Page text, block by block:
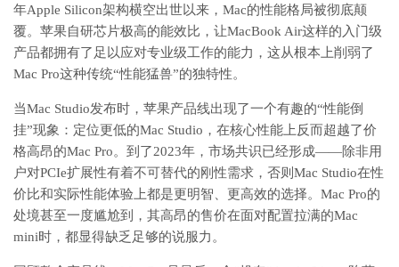
年Apple Silicon架构横空出世以来，Mac的性能格局被彻底颠
覆。苹果自研芯片极高的能效比，让MacBook Air这样的入门级
产品都拥有了足以应对专业级工作的能力，这从根本上削弱了
Mac Pro这种传统“性能猛兽”的独特性。
当Mac Studio发布时，苹果产品线出现了一个有趣的“性能倒
挂”现象：定位更低的Mac Studio，在核心性能上反而超越了价
格高昂的Mac Pro。到了2023年，市场共识已经形成——除非用
户对PCIe扩展性有着不可替代的刚性需求，否则Mac Studio在性
价比和实际性能体验上都是更明智、更高效的选择。Mac Pro的
处境甚至一度尴尬到，其高昂的售价在面对配置拉满的Mac
mini时，都显得缺乏足够的说服力。